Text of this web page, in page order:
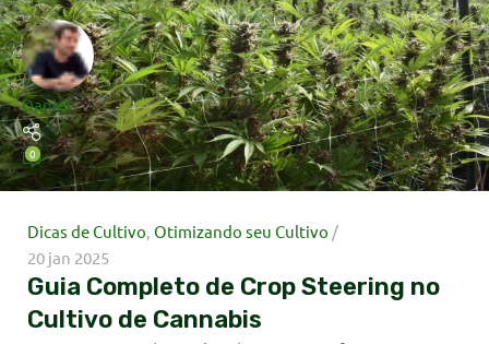
Daniel
0
Dicas de Cultivo, Otimizando seu Cultivo
20 jan 2025
Guia Completo de Crop Steering no
Cultivo de Cannabis